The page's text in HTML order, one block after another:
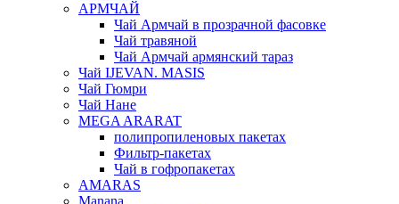
АРМЧАЙ
Чай Армчай в прозрачной фасовке
Чай травяной
Чай Армчай армянский тараз
Чай IJEVAN. MASIS
Чай Гюмри
Чай Нане
MEGA ARARAT
полипропиленовых пакетах
Фильтр-пакетах
Чай в гофропакетах
AMARAS
Manana